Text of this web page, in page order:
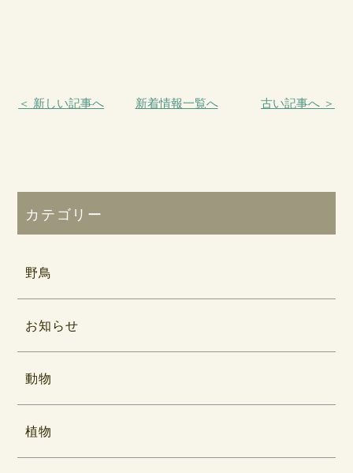
＜ 新しい記事へ 新着情報一覧へ 古い記事へ ＞
カテゴリー
野鳥
お知らせ
動物
植物